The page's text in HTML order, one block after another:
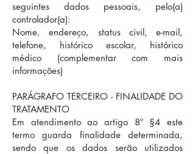
seguintes dados pessoais, pelo(a)
controlador(a):
Nome, endereço, status civil, e-mail,
telefone, histórico escolar, histórico
médico (complementar com mais
informações)
PARÁGRAFO TERCEIRO - FINALIDADE DO
TRATAMENTO
Em atendimento ao artigo 8º §4 este
termo guarda finalidade determinada,
sendo que os dados serão utilizados